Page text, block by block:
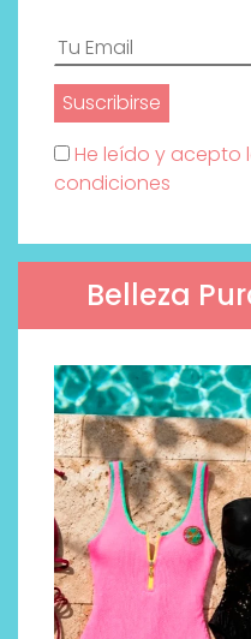
He leído y acepto
condiciones
Belleza